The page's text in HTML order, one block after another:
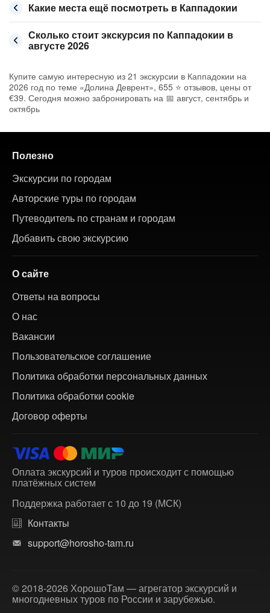
Какие места ещё посмотреть в Каппадокии
Сколько стоит экскурсия по Каппадокии в
августе 2026
Купите самую интересную из 21 экскурсии в Каппадокии на
2026 год по теме «Долина Деврент», 655 ⭐ отзывов, цены от
€39. Сегодня можно забронировать на 📅 август, сентябрь и
октябрь
Полезно
Экскурсии по городам
Авторские туры по городам
Путеводитель по странам и городам
Добавить свою экскурсию
О сайте
Ответы на вопросы
О нас
Вакансии
Пользовательское соглашение
Политика обработки персональных данных
Политика обработки cookie
Договор оферты
Оплата экскурсий и туров происходит с помощью
платёжных систем
Поддержка работает с 10 до 19 (МСК)
Контакты
support@horosho-tam.ru
© 2018-2026 ХорошоТам — агрегатор экскурсий и
многодневных туров по России и зарубежью.